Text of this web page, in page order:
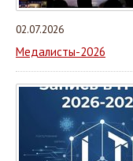
02.07.2026
Медалисты-2026